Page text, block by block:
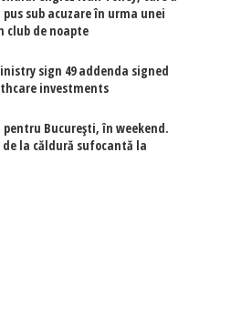
sub acuzare în urma unei
club de noapte
sign 49 addenda signed
investments
pentru București, în weekend.
de la căldură sufocantă la